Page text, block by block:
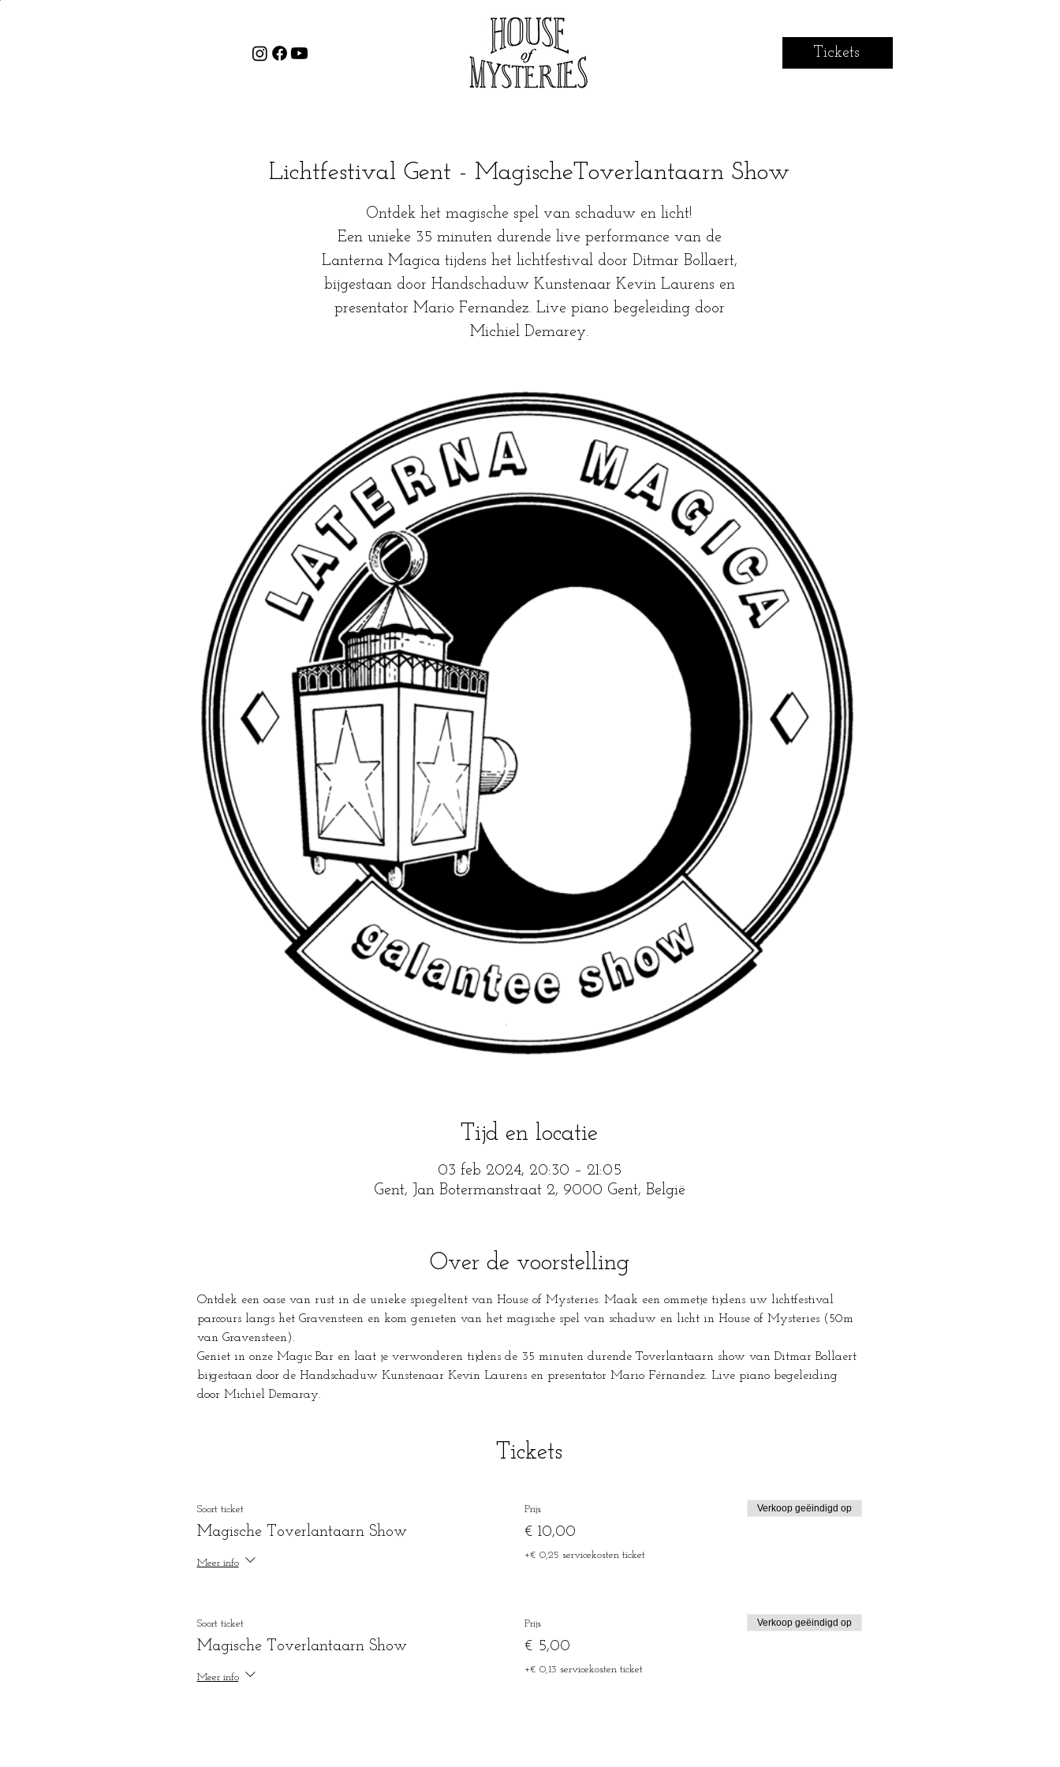
Tickets
Lichtfestival Gent - MagischeToverlantaarn Show
Ontdek het magische spel van schaduw en licht!
Een unieke 35 minuten durende live performance van de
Lanterna Magica tijdens het lichtfestival door Ditmar Bollaert,
bijgestaan door Handschaduw Kunstenaar Kevin Laurens en
presentator Mario Fernandez. Live piano begeleiding door
Michiel Demarey.
Tijd en locatie
03 feb 2024, 20:30 – 21:05
Gent, Jan Botermanstraat 2, 9000 Gent, België
Over de voorstelling
Ontdek een oase van rust in de unieke spiegeltent van House of Mysteries. Maak een ommetje tijdens uw lichtfestival
parcours langs het Gravensteen en kom genieten van het magische spel van schaduw en licht in House of Mysteries (50m
van Gravensteen).
Geniet in onze Magic Bar en laat je verwonderen tijdens de 35 minuten durende Toverlantaarn show van Ditmar Bollaert
bijgestaan door de Handschaduw Kunstenaar Kevin Laurens en presentator Mario Férnandez. Live piano begeleiding
door Michiel Demaray.
Tickets
Soort ticket
Magische Toverlantaarn Show
Meer info
Prijs
€ 10,00
+€ 0,25 servicekosten ticket
Verkoop geëindigd op
Soort ticket
Magische Toverlantaarn Show
Meer info
Prijs
€ 5,00
+€ 0,13 servicekosten ticket
Verkoop geëindigd op